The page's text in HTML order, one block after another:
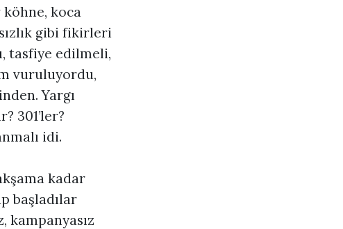
köhne, koca
gibi fikirleri
tasfiye edilmeli,
vuruluyordu,
Yargı
301’ler?
idi.
kadar
başladılar
kampanyasız